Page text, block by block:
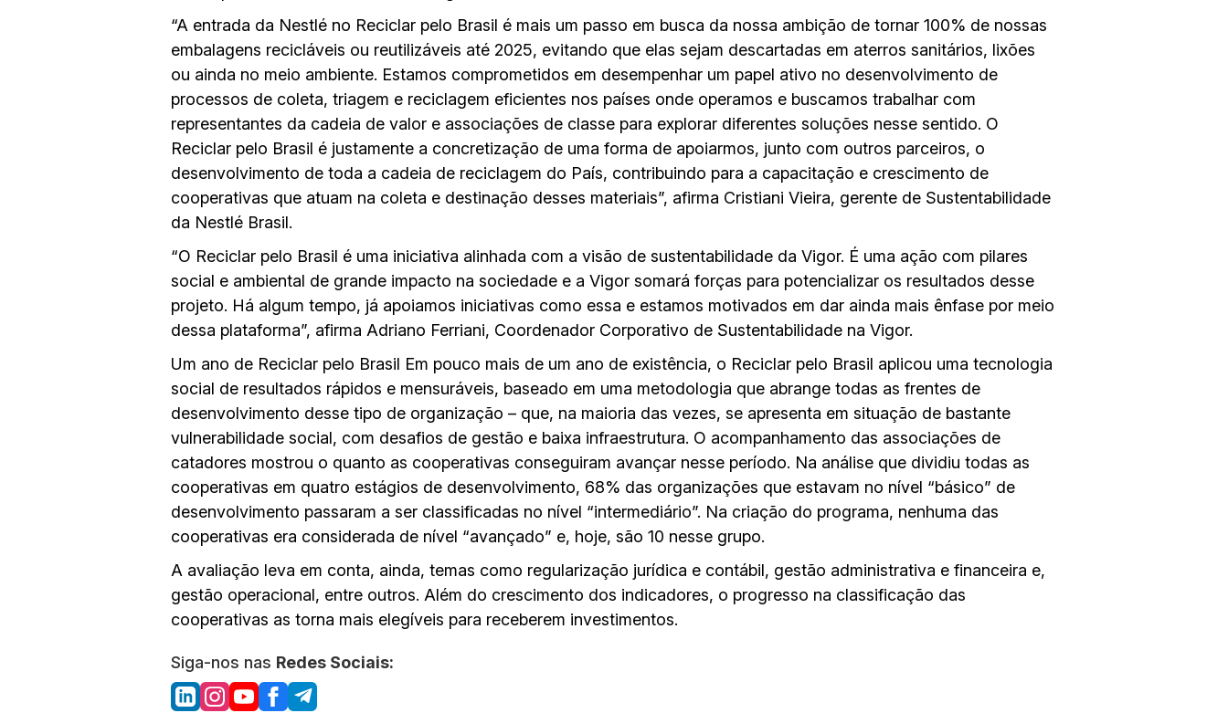
“A entrada da Nestlé no Reciclar pelo Brasil é mais um passo em busca da nossa ambição de tornar 100% de nossas
embalagens recicláveis ou reutilizáveis até 2025, evitando que elas sejam descartadas em aterros sanitários, lixões
ou ainda no meio ambiente. Estamos comprometidos em desempenhar um papel ativo no desenvolvimento de
processos de coleta, triagem e reciclagem eficientes nos países onde operamos e buscamos trabalhar com
representantes da cadeia de valor e associações de classe para explorar diferentes soluções nesse sentido. O
Reciclar pelo Brasil é justamente a concretização de uma forma de apoiarmos, junto com outros parceiros, o
desenvolvimento de toda a cadeia de reciclagem do País, contribuindo para a capacitação e crescimento de
cooperativas que atuam na coleta e destinação desses materiais”, afirma Cristiani Vieira, gerente de Sustentabilidade
da Nestlé Brasil.
“O Reciclar pelo Brasil é uma iniciativa alinhada com a visão de sustentabilidade da Vigor. É uma ação com pilares
social e ambiental de grande impacto na sociedade e a Vigor somará forças para potencializar os resultados desse
projeto. Há algum tempo, já apoiamos iniciativas como essa e estamos motivados em dar ainda mais ênfase por meio
dessa plataforma”, afirma Adriano Ferriani, Coordenador Corporativo de Sustentabilidade na Vigor.
Um ano de Reciclar pelo Brasil Em pouco mais de um ano de existência, o Reciclar pelo Brasil aplicou uma tecnologia
social de resultados rápidos e mensuráveis, baseado em uma metodologia que abrange todas as frentes de
desenvolvimento desse tipo de organização – que, na maioria das vezes, se apresenta em situação de bastante
vulnerabilidade social, com desafios de gestão e baixa infraestrutura. O acompanhamento das associações de
catadores mostrou o quanto as cooperativas conseguiram avançar nesse período. Na análise que dividiu todas as
cooperativas em quatro estágios de desenvolvimento, 68% das organizações que estavam no nível “básico” de
desenvolvimento passaram a ser classificadas no nível “intermediário”. Na criação do programa, nenhuma das
cooperativas era considerada de nível “avançado” e, hoje, são 10 nesse grupo.
A avaliação leva em conta, ainda, temas como regularização jurídica e contábil, gestão administrativa e financeira e,
gestão operacional, entre outros. Além do crescimento dos indicadores, o progresso na classificação das
cooperativas as torna mais elegíveis para receberem investimentos.
Siga-nos nas Redes Sociais: